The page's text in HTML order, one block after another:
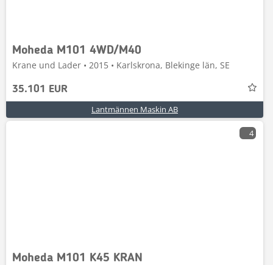
Moheda M101 4WD/M40
Krane und Lader • 2015 • Karlskrona, Blekinge län, SE
35.101 EUR
Lantmännen Maskin AB
4
Moheda M101 K45 KRAN